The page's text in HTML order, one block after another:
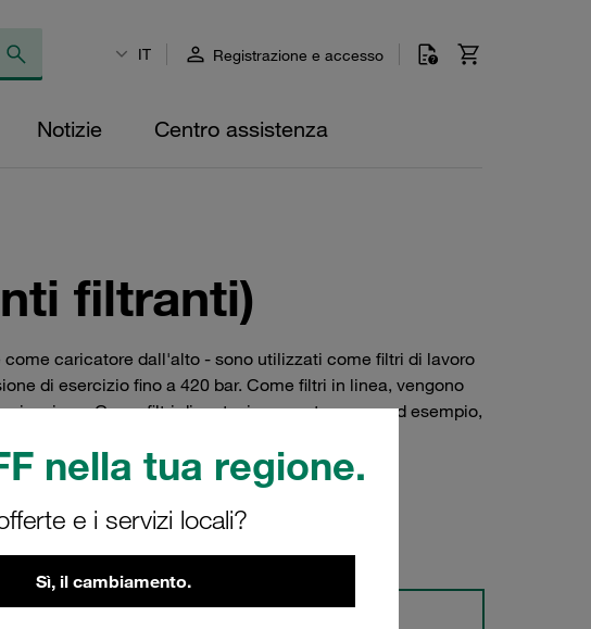
nella tua regione.
e i servizi locali?
Sì, il cambiamento.
IT Registrazione e accesso
Notizie Centro assistenza
filtranti)
caricatore dall'alto - sono utilizzati come filtri di lavoro
di esercizio fino a 420 bar. Come filtri in linea, vengono
Come filtri di protezione, proteggono, ad esempio,
sensibili.